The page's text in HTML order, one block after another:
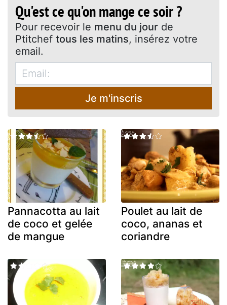
Qu'est ce qu'on mange ce soir ?
Pour recevoir le menu du jour de
Ptitchef tous les matins, insérez votre
email.
Je m'inscris
Pannacotta au lait
de coco et gelée
de mangue
Poulet au lait de
coco, ananas et
coriandre